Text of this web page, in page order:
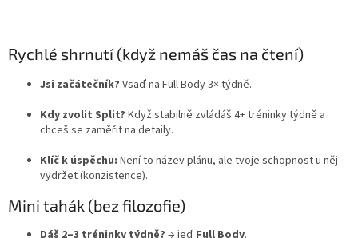
Rychlé shrnutí (když nemáš čas na čtení)
Jsi začátečník? Vsaď na Full Body 3× týdně.
Kdy zvolit Split? Když stabilně zvládáš 4+ tréninky týdně a
chceš se zaměřit na detaily.
Klíč k úspěchu: Není to název plánu, ale tvoje schopnost u něj
vydržet (konzistence).
Mini tahák (bez filozofie)
Dáš 2–3 tréninky týdně? → jeď Full Body.